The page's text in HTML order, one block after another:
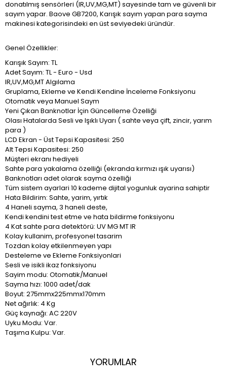
donatılmış sensörleri (IR,UV,MG,MT) sayesinde tam ve güvenli bir
sayım yapar. Baove GB7200, Karışık sayım yapan para sayma
makinesi kategorisindeki en üst seviyedeki üründür.
Genel Özellikler:
Karışık Sayım: TL
Adet Sayım: TL - Euro - Usd
IR,UV,MG,MT Algılama
Gruplama, Ekleme ve Kendi Kendine İnceleme Fonksiyonu
Otomatik veya Manuel Saym
Yeni Çıkan Banknotlar İçin Güncelleme Özelliği
Olası Hatalarda Sesli ve Işıklı Uyarı ( sahte veya çift, zincir, yarım
para )
LCD Ekran - Üst Tepsi Kapasitesi: 250
Alt Tepsi Kapasitesi: 250
Müşteri ekranı hediyeli
Sahte para yakalama özelliği (ekranda kırmızı ışık uyarısı)
Banknotları adet olarak sayma özelliği
Tüm sistem ayarlari 10 kademe dijital yogunluk ayarina sahiptir
Hata Bildirim: Sahte, yarim, yırtık
4 Haneli sayma, 3 haneli deste,
Kendi kendini test etme ve hata bildirme fonksiyonu
4 Kat sahte para detektörü: UV MG MT IR
Kolay kullanim, profesyonel tasarim
Tozdan kolay etkilenmeyen yapı
Desteleme ve Ekleme Fonksiyonlari
Sesli ve isikli ikaz fonksiyonu
Sayim modu: Otomatik/Manuel
Sayma hızı: 1000 adet/dak
Boyut: 275mmx225mmx170mm
Net ağırlık: 4 Kg
Güç kaynağı: AC 220V
Uyku Modu: Var.
Taşıma Kulpu: Var.
YORUMLAR